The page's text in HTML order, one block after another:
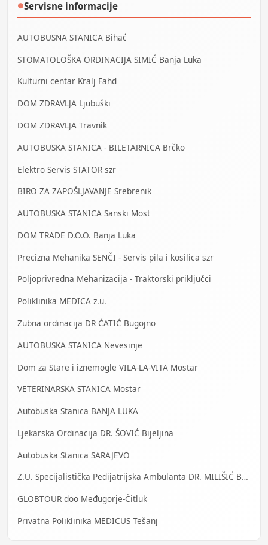
●Servisne informacije
AUTOBUSNA STANICA Bihać
STOMATOLOŠKA ORDINACIJA SIMIĆ Banja Luka
Kulturni centar Kralj Fahd
DOM ZDRAVLJA Ljubuški
DOM ZDRAVLJA Travnik
AUTOBUSKA STANICA - BILETARNICA Brčko
Elektro Servis STATOR szr
BIRO ZA ZAPOŠLJAVANJE Srebrenik
AUTOBUSKA STANICA Sanski Most
DOM TRADE D.O.O. Banja Luka
Precizna Mehanika SENČI - Servis pila i kosilica szr
Poljoprivredna Mehanizacija - Traktorski priključci
Poliklinika MEDICA z.u.
Zubna ordinacija DR ĆATIĆ Bugojno
AUTOBUSKA STANICA Nevesinje
Dom za Stare i iznemogle VILA-LA-VITA Mostar
VETERINARSKA STANICA Mostar
Autobuska Stanica BANJA LUKA
Ljekarska Ordinacija DR. ŠOVIĆ Bijeljina
Autobuska Stanica SARAJEVO
Z.U. Specijalistička Pedijatrijska Ambulanta DR. MILIŠIĆ Banja Luka
GLOBTOUR doo Međugorje-Čitluk
Privatna Poliklinika MEDICUS Tešanj